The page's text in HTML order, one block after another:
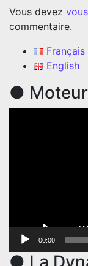
Vous devez
commentaire.
Français
English
● Moteur
00:00
● La